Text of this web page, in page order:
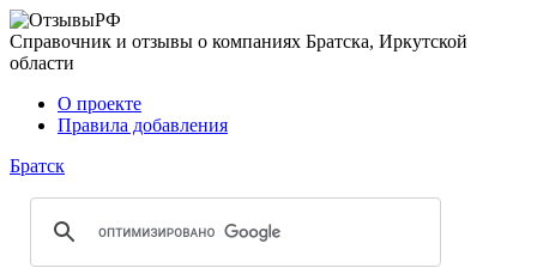
Справочник и отзывы о компаниях Братска, Иркутской
области
О проекте
Правила добавления
Братск